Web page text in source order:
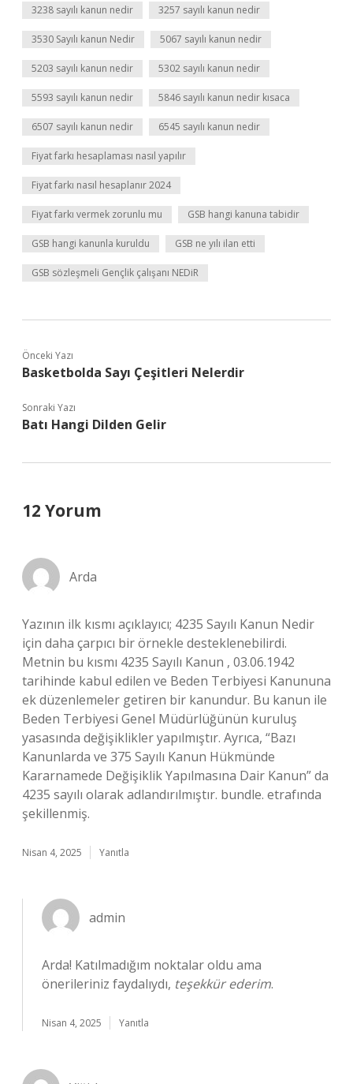
3238 sayılı kanun nedir 3257 sayılı kanun nedir
3530 Sayılı kanun Nedir 5067 sayılı kanun nedir
5203 sayılı kanun nedir 5302 sayılı kanun nedir
5593 sayılı kanun nedir 5846 sayılı kanun nedir kısaca
6507 sayılı kanun nedir 6545 sayılı kanun nedir
Fiyat farkı hesaplaması nasıl yapılır
Fiyat farkı nasıl hesaplanır 2024
Fiyat farkı vermek zorunlu mu GSB hangi kanuna tabidir
GSB hangi kanunla kuruldu GSB ne yılı ilan etti
GSB sözleşmeli Gençlik çalışanı NEDiR
Önceki Yazı
Basketbolda Sayı Çeşitleri Nelerdir
Sonraki Yazı
Batı Hangi Dilden Gelir
12 Yorum
Arda
Yazının ilk kısmı açıklayıcı; 4235 Sayılı Kanun Nedir
için daha çarpıcı bir örnekle desteklenebilirdi.
Metnin bu kısmı 4235 Sayılı Kanun , 03.06.1942
tarihinde kabul edilen ve Beden Terbiyesi Kanununa
ek düzenlemeler getiren bir kanundur. Bu kanun ile
Beden Terbiyesi Genel Müdürlüğünün kuruluş
yasasında değişiklikler yapılmıştır. Ayrıca, “Bazı
Kanunlarda ve 375 Sayılı Kanun Hükmünde
Kararnamede Değişiklik Yapılmasına Dair Kanun” da
4235 sayılı olarak adlandırılmıştır. bundle. etrafında
şekillenmiş.
Nisan 4, 2025 Yanıtla
admin
Arda! Katılmadığım noktalar oldu ama
önerileriniz faydalıydı, teşekkür ederim.
Nisan 4, 2025 Yanıtla